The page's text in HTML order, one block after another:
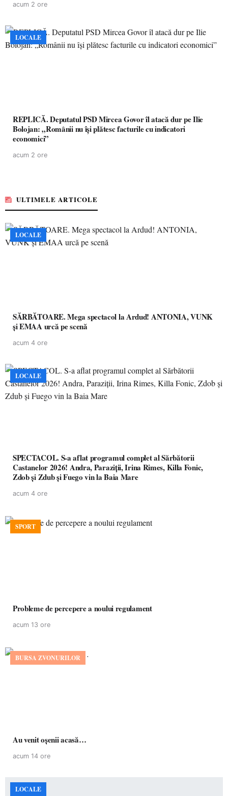
acum 2 ore
LOCALE
REPLICĂ. Deputatul PSD Mircea Govor îl atacă dur pe Ilie
Bolojan: „Românii nu își plătesc facturile cu indicatori
economici”
acum 2 ore
ULTIMELE ARTICOLE
LOCALE
SĂRBĂTOARE. Mega spectacol la Ardud! ANTONIA, VUNK
și EMAA urcă pe scenă
acum 4 ore
LOCALE
SPECTACOL. S-a aflat programul complet al Sărbătorii
Castanelor 2026! Andra, Paraziții, Irina Rimes, Killa Fonic,
Zdob și Zdub și Fuego vin la Baia Mare
acum 4 ore
SPORT
Probleme de percepere a noului regulament
acum 13 ore
BURSA ZVONURILOR
Au venit oșenii acasă…
acum 14 ore
LOCALE